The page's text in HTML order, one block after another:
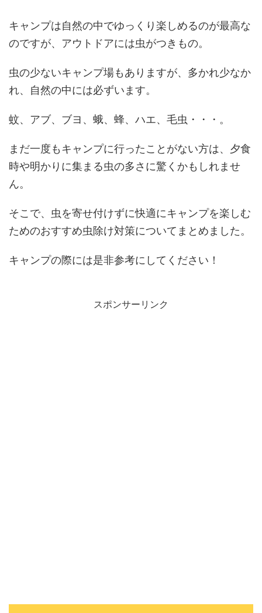
キャンプは自然の中でゆっくり楽しめるのが最高な
のですが、アウトドアには虫がつきもの。
虫の少ないキャンプ場もありますが、多かれ少なか
れ、自然の中には必ずいます。
蚊、アブ、ブヨ、蛾、蜂、ハエ、毛虫・・・。
まだ一度もキャンプに行ったことがない方は、夕食
時や明かりに集まる虫の多さに驚くかもしれませ
ん。
そこで、虫を寄せ付けずに快適にキャンプを楽しむ
ためのおすすめ虫除け対策についてまとめました。
キャンプの際には是非参考にしてください！
スポンサーリンク